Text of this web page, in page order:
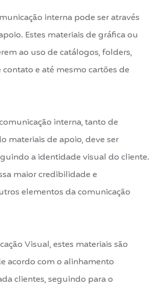
interna pode ser através
Estes materiais de gráfica ou
ao uso de catálogos, folders,
contato e até mesmo cartões de
interna, tanto de
materiais de apoio, deve ser
a identidade visual do cliente.
maior credibilidade e
elementos da comunicação
Visual, estes materiais são
acordo com o alinhamento
clientes, seguindo para o